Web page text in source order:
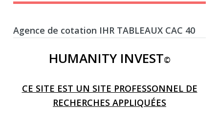
Agence de cotation IHR TABLEAUX CAC 40
HUMANITY INVEST©
CE SITE EST UN SITE PROFESSONNEL DE
RECHERCHES APPLIQUÉES